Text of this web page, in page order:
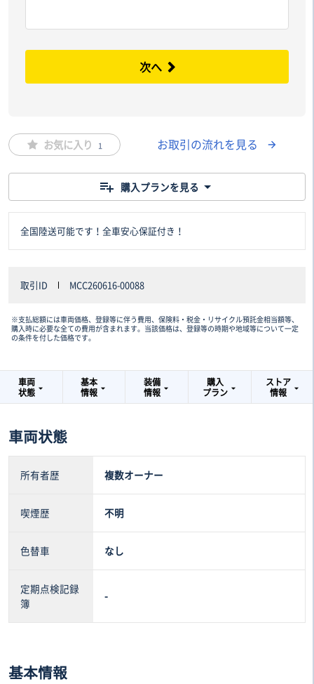
次へ
お気に入り 1 お取引の流れを見る
購入プランを見る
全国陸送可能です！全車安心保証付き！
取引ID MCC260616-00088
※支払総額には車両価格、登録等に伴う費用、保険料・税金・リサイクル預託金相当額等、
購入時に必要な全ての費用が含まれます。当該価格は、登録等の時期や地域等について一定
の条件を付した価格です。
車両
状態
基本
情報
装備
情報
購入
プラン
ストア
情報
車両状態
所有者歴 複数オーナー
喫煙歴 不明
色替車 なし
定期点検記録
簿
-
基本情報